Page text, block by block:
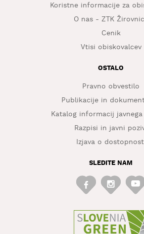
Koristne informacije za
O nas - ZTK
Cenik
Vtisi obiskovalcev
OSTALO
Pravno obvestilo
Publikacije in
Katalog informacij javnega
Razpisi in javni
Izjava o
SLEDITE NAM